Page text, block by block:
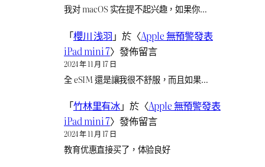
我对 macOS 实在提不起兴趣，如果你…
「櫻川 浅羽 」於〈Apple 無預警發表
iPad mini 7〉發佈留言
2024 年 11 月 17 日
全 eSIM 還是讓我很不舒服，而且如果…
「竹林里有冰」於〈Apple 無預警發表
iPad mini 7〉發佈留言
2024 年 11 月 17 日
教育优惠直接买了，体验良好